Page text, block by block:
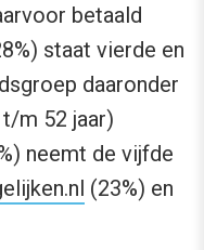
betaald
staat vierde en
daaronder
t/m 52 jaar)
neemt de vijfde
(23%) en